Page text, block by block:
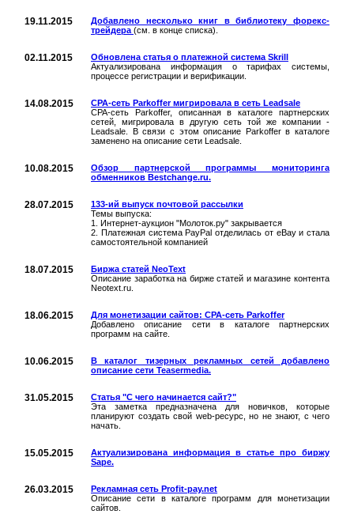
19.11.2015
Добавлено несколько книг в библиотеку форекс-
трейдера (см. в конце списка).
02.11.2015
Обновлена статья о платежной система Skrill
Актуализирована информация о тарифах системы,
процессе регистрации и верификации.
14.08.2015
CPA-сеть Parkoffer мигрировала в сеть Leadsale
CPA-сеть Parkoffer, описанная в каталоге партнерских
сетей, мигрировала в другую сеть той же компании -
Leadsale. В связи с этом описание Parkoffer в каталоге
заменено на описание сети Leadsale.
10.08.2015
Обзор партнерской программы мониторинга
обменников Bestchange.ru.
28.07.2015
133-ий выпуск почтовой рассылки
Темы выпуска:
1. Интернет-аукцион "Молоток.ру" закрывается
2. Платежная система PayPal отделилась от eBay и стала
самостоятельной компанией
18.07.2015
Биржа статей NeoText
Описание заработка на бирже статей и магазине контента
Neotext.ru.
18.06.2015
Для монетизации сайтов: CPA-сеть Parkoffer
Добавлено описание сети в каталоге партнерских
программ на сайте.
10.06.2015
В каталог тизерных рекламных сетей добавлено
описание сети Teasermedia.
31.05.2015
Статья "С чего начинается сайт?"
Эта заметка предназначена для новичков, которые
планируют создать свой web-ресурс, но не знают, с чего
начать.
15.05.2015
Актуализирована информация в статье про биржу
Sape.
26.03.2015
Рекламная сеть Profit-pay.net
Описание сети в каталоге программ для монетизации
сайтов.